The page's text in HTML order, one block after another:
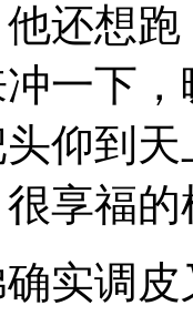
还想
一下
仰到
享福的
实调皮